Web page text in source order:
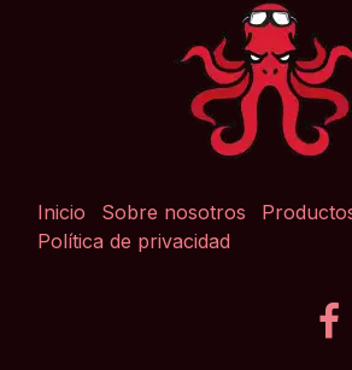
Inicio Sobre nosotros
Política de privacidad